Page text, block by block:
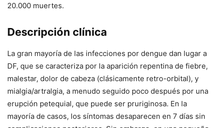
20.000 muertes.
Descripción clínica
La gran mayoría de las infecciones por dengue dan lugar a
DF, que se caracteriza por la aparición repentina de fiebre,
malestar, dolor de cabeza (clásicamente retro-orbital), y
mialgia/artralgia, a menudo seguido poco después por una
erupción petequial, que puede ser pruriginosa. En la
mayoría de casos, los síntomas desaparecen en 7 días sin